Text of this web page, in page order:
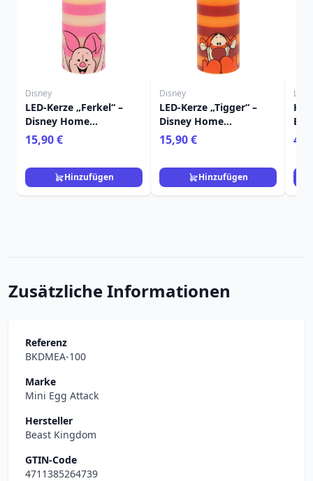
Disney
LED-Kerze „Ferkel“ –
Disney Home
Frangrance Collection
15,90 €
Hinzufügen
Disney
LED-Kerze „Tigger“ –
Disney Home
Frangrance Collection
15,90 €
Hinzufügen
Zusätzliche Informationen
Referenz
BKDMEA-100
Marke
Mini Egg Attack
Hersteller
Beast Kingdom
GTIN-Code
4711385264739